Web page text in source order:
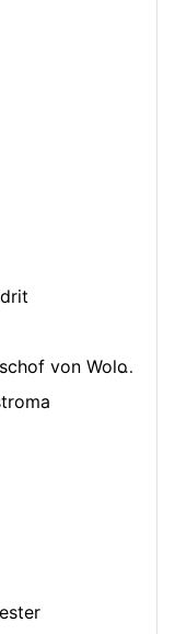
und Jurjew